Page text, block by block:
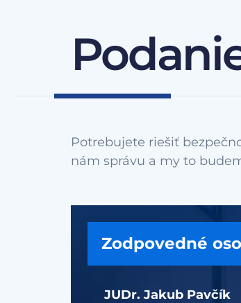
Potrebujete riešiť
Zodpovedné
JUDr. Jakub Pavčík